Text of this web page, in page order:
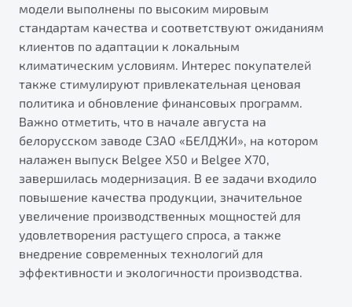
Универсальный кроссовер
от 2 499 990 ₽*
Обзор В наличии
Калькулятор ТО
Клиентская поддержка
модели выполнены по высоким мировым
стандартам качества и соответствуют ожиданиям
клиентов по адаптации к локальным
климатическим условиям. Интерес покупателей
также стимулируют привлекательная ценовая
политика и обновление финансовых программ.
Важно отметить, что в начале августа на
белорусском заводе СЗАО «БЕЛДЖИ», на котором
налажен выпуск Belgee X50 и Belgee X70,
завершилась модернизация. В ее задачи входило
повышение качества продукции, значительное
увеличение производственных мощностей для
удовлетворения растущего спроса, а также
внедрение современных технологий для
эффективности и экологичности производства.